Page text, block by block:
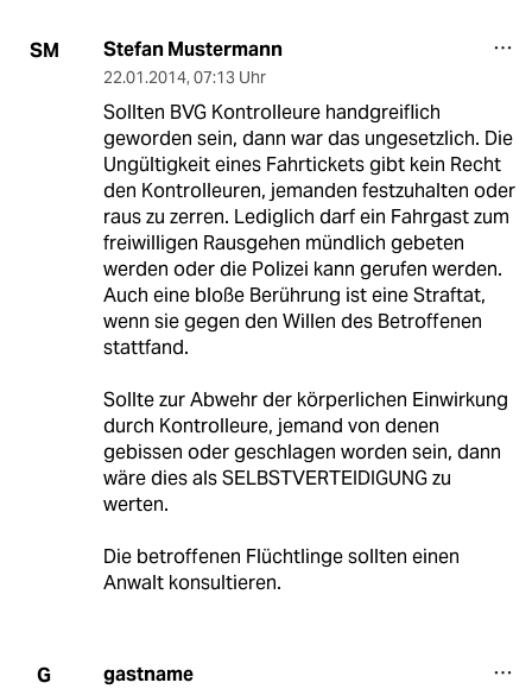
SM Stefan Mustermann
22.01.2014, 07:13 Uhr
Sollten BVG Kontrolleure handgreiflich
geworden sein, dann war das ungesetzlich. Die
Ungültigkeit eines Fahrtickets gibt kein Recht
den Kontrolleuren, jemanden festzuhalten oder
raus zu zerren. Lediglich darf ein Fahrgast zum
freiwilligen Rausgehen mündlich gebeten
werden oder die Polizei kann gerufen werden.
Auch eine bloße Berührung ist eine Straftat,
wenn sie gegen den Willen des Betroffenen
stattfand.
Sollte zur Abwehr der körperlichen Einwirkung
durch Kontrolleure, jemand von denen
gebissen oder geschlagen worden sein, dann
wäre dies als SELBSTVERTEIDIGUNG zu
werten.
Die betroffenen Flüchtlinge sollten einen
Anwalt konsultieren.
G gastname